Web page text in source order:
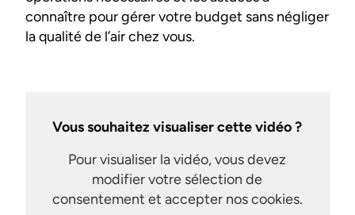
connaître pour gérer votre budget sans négliger
la qualité de l’air chez vous.
Vous souhaitez visualiser cette vidéo ?
Pour visualiser la vidéo, vous devez
modifier votre sélection de
consentement et accepter nos cookies.